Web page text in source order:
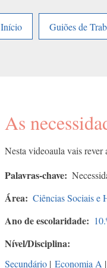
Início
Guiões de
As
Nesta videoaula vais rever
Palavras-chave
Área Ciências Sociais e
Ano de escolaridade
Nível/Disciplina
Secundário | Economia A |